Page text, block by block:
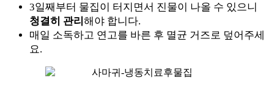
3일째부터 물집이 터지면서 진물이 나올 수 있으니
청결히 관리 해야 합니다.
매일 소독하고 연고를 바른 후 멸균 거즈로 덮어주세
요.